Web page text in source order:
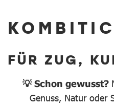
FÜR ZUG,
💡 Schon gewusst?
Genuss, Natur oder